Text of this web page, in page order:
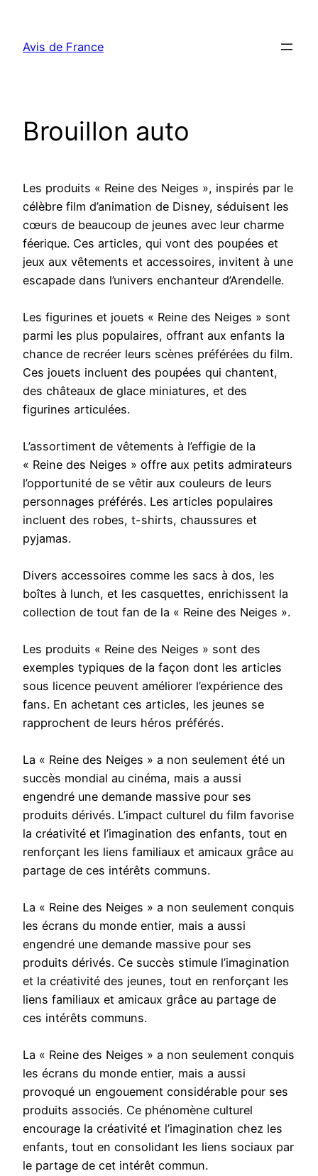
contenu
Avis de France
Brouillon auto
Les produits « Reine des Neiges », inspirés par le
célèbre film d’animation de Disney, séduisent les
cœurs de beaucoup de jeunes avec leur charme
féerique. Ces articles, qui vont des poupées et
jeux aux vêtements et accessoires, invitent à une
escapade dans l’univers enchanteur d’Arendelle.
Les figurines et jouets « Reine des Neiges » sont
parmi les plus populaires, offrant aux enfants la
chance de recréer leurs scènes préférées du film.
Ces jouets incluent des poupées qui chantent,
des châteaux de glace miniatures, et des
figurines articulées.
L’assortiment de vêtements à l’effigie de la
« Reine des Neiges » offre aux petits admirateurs
l’opportunité de se vêtir aux couleurs de leurs
personnages préférés. Les articles populaires
incluent des robes, t-shirts, chaussures et
pyjamas.
Divers accessoires comme les sacs à dos, les
boîtes à lunch, et les casquettes, enrichissent la
collection de tout fan de la « Reine des Neiges ».
Les produits « Reine des Neiges » sont des
exemples typiques de la façon dont les articles
sous licence peuvent améliorer l’expérience des
fans. En achetant ces articles, les jeunes se
rapprochent de leurs héros préférés.
La « Reine des Neiges » a non seulement été un
succès mondial au cinéma, mais a aussi
engendré une demande massive pour ses
produits dérivés. L’impact culturel du film favorise
la créativité et l’imagination des enfants, tout en
renforçant les liens familiaux et amicaux grâce au
partage de ces intérêts communs.
La « Reine des Neiges » a non seulement conquis
les écrans du monde entier, mais a aussi
engendré une demande massive pour ses
produits dérivés. Ce succès stimule l’imagination
et la créativité des jeunes, tout en renforçant les
liens familiaux et amicaux grâce au partage de
ces intérêts communs.
La « Reine des Neiges » a non seulement conquis
les écrans du monde entier, mais a aussi
provoqué un engouement considérable pour ses
produits associés. Ce phénomène culturel
encourage la créativité et l’imagination chez les
enfants, tout en consolidant les liens sociaux par
le partage de cet intérêt commun.